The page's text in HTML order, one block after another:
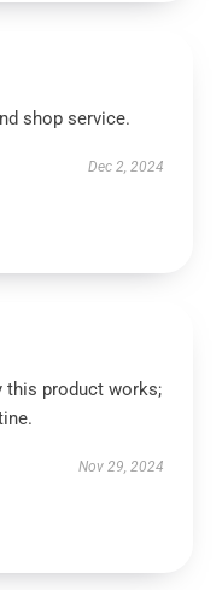
shop service.
Dec 2, 2024
this product works;
Nov 29, 2024